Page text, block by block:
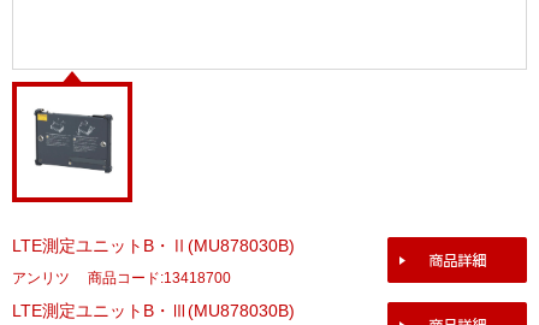
LTE測定ユニットB・Ⅱ(MU878030B)
アンリツ 商品コード:13418700
LTE測定ユニットB・Ⅲ(MU878030B)